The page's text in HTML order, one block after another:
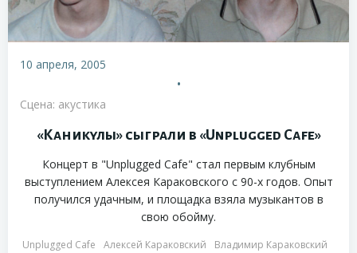
10 апреля, 2005
•
Сцена: акустика
«Каникулы» сыграли в «Unplugged Cafe»
Концерт в "Unplugged Cafe" стал первым клубным
выступлением Алексея Караковского с 90-х годов. Опыт
получился удачным, и площадка взяла музыкантов в
свою обойму.
Unplugged Cafe Алексей Караковский
Владимир Караковский